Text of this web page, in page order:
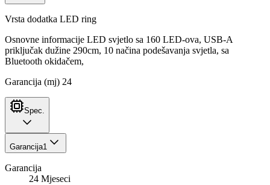
Vrsta dodatka LED ring
Osnovne informacije LED svjetlo sa 160 LED-ova, USB-A
priključak dužine 290cm, 10 načina podešavanja svjetla, sa
Bluetooth okidačem,
Garancija (mj) 24
Spec.
Garancija1
Garancija
24 Mjeseci